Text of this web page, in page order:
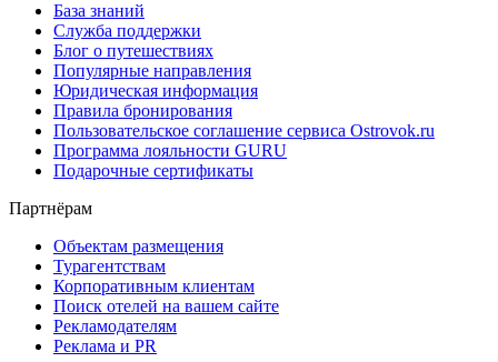
База знаний
Служба поддержки
Блог о путешествиях
Популярные направления
Юридическая информация
Правила бронирования
Пользовательское соглашение сервиса Ostrovok.ru
Программа лояльности GURU
Подарочные сертификаты
Партнёрам
Объектам размещения
Турагентствам
Корпоративным клиентам
Поиск отелей на вашем сайте
Рекламодателям
Реклама и PR